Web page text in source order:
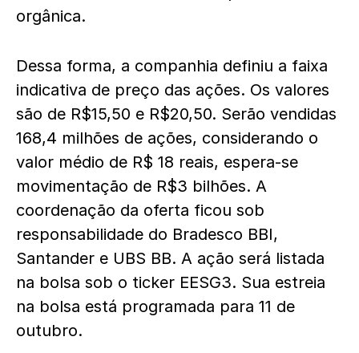
orgânica.
Dessa forma, a companhia definiu a faixa
indicativa de preço das ações. Os valores
são de R$15,50 e R$20,50. Serão vendidas
168,4 milhões de ações, considerando o
valor médio de R$ 18 reais, espera-se
movimentação de R$3 bilhões. A
coordenação da oferta ficou sob
responsabilidade do Bradesco BBI,
Santander e UBS BB. A ação será listada
na bolsa sob o ticker EESG3. Sua estreia
na bolsa está programada para 11 de
outubro.